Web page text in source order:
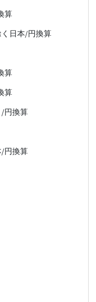
算
く日本/円換算
算
算
/円換算
/円換算